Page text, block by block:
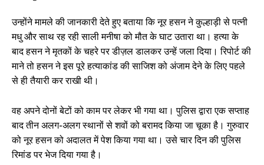
उन्होंने मामले की जानकारी देते हुए बताया कि नूर हसन ने कुल्हाड़ी से पत्नी
मधु और साथ रह रही साली मनीषा को मौत के घाट उतारा था। हत्या के
बाद हसन ने मृतकों के चहरे पर डीज़ल डालकर उन्हें जला दिया। रिपोर्ट की
माने तो हसन ने इस पूरे हत्याकांड की साजिश को अंजाम देने के लिए पहले
से ही तैयारी कर राखी थी।
वह अपने दोनों बेटों को काम पर लेकर भी गया था। पुलिस द्वारा एक सप्ताह
बाद तीन अलग-अलग स्थानों से शवों को बरामद किया जा चूका है। गुरुवार
को नूर हसन को अदालत में पेश किया गया था। उसे चार दिन की पुलिस
रिमांड पर भेज दिया गया है।